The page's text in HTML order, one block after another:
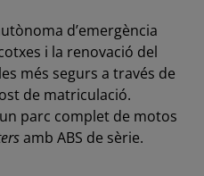
d’emergència
i la renovació del
més segurs a través de
de matriculació.
parc complet de motos
amb ABS de sèrie.